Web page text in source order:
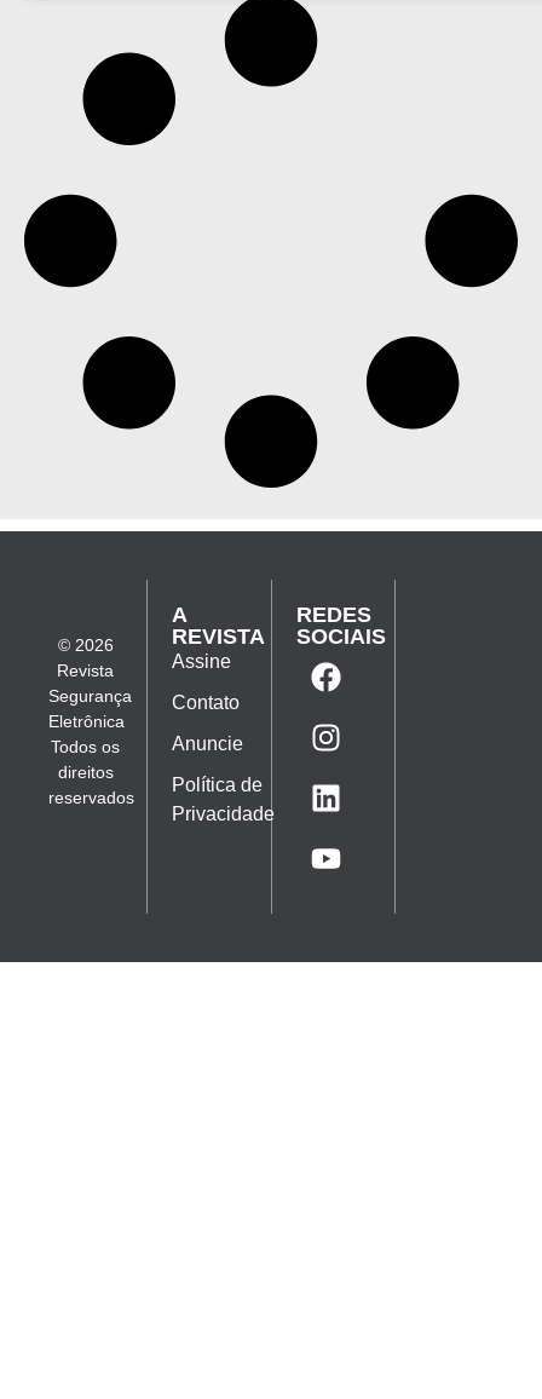
© 2026
Revista
Segurança
Eletrônica
Todos os
direitos
reservados
A
REVISTA
Assine
Contato
Anuncie
Política de
Privacidade
REDES
SOCIAIS